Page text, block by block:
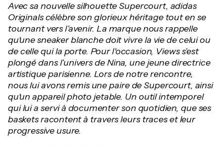
Avec sa nouvelle silhouette Supercourt, adidas
Originals célèbre son glorieux héritage tout en se
tournant vers l’avenir. La marque nous rappelle
qu'une sneaker blanche doit vivre la vie de celui ou
de celle qui la porte. Pour l'occasion, Views s’est
plongé dans l’univers de Nina, une jeune directrice
artistique parisienne. Lors de notre rencontre,
nous lui avons remis une paire de Supercourt, ainsi
qu'un appareil photo jetable. Un outil intemporel
qui lui a servi à documenter son quotidien, que ses
baskets racontent à travers leurs traces et leur
progressive usure.